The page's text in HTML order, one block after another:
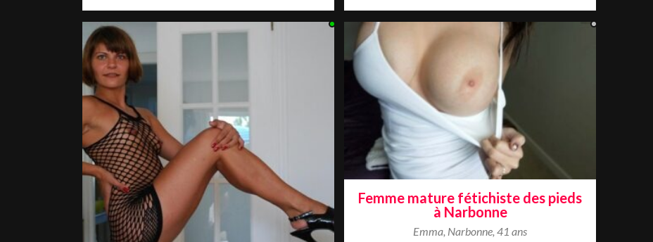
Femme mature fétichiste des pieds
à Narbonne
Emma, Narbonne,41 ans